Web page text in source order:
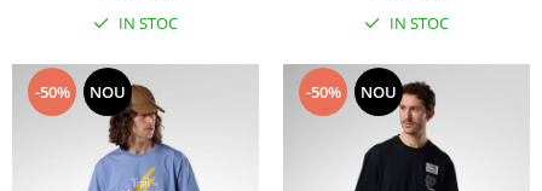
IN STOC IN STOC
-50% NOU -50% NOU